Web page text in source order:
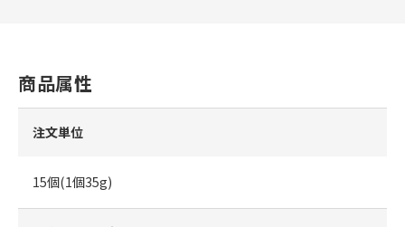
商品属性
注文単位
15個(1個35g)